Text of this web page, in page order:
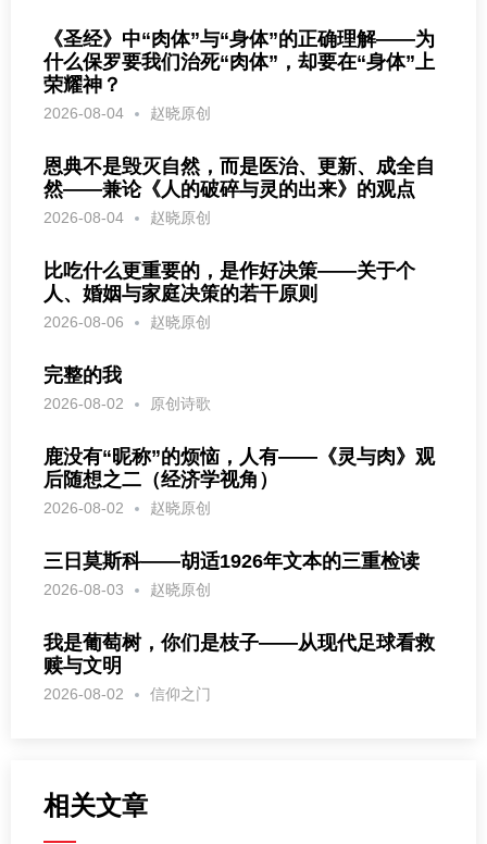
《圣经》中“肉体”与“身体”的正确理解——为
什么保罗要我们治死“肉体”，却要在“身体”上
荣耀神？
2026-08-04 赵晓原创
恩典不是毁灭自然，而是医治、更新、成全自
然——兼论《人的破碎与灵的出来》的观点
2026-08-04 赵晓原创
比吃什么更重要的，是作好决策——关于个
人、婚姻与家庭决策的若干原则
2026-08-06 赵晓原创
完整的我
2026-08-02 原创诗歌
鹿没有“昵称”的烦恼，人有——《灵与肉》观
后随想之二（经济学视角）
2026-08-02 赵晓原创
三日莫斯科——胡适1926年文本的三重检读
2026-08-03 赵晓原创
我是葡萄树，你们是枝子——从现代足球看救
赎与文明
2026-08-02 信仰之门
相关文章